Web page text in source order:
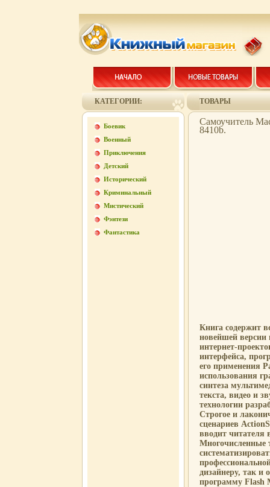
КАТЕГОРИИ:
Боевик
Военный
Приключения
Детский
Исторический
Криминальный
Мистический
Фэнтези
Фантастика
ТОВАРЫ
Самоучитель
8410b.
Книга содержит
новейшей
интернет-
интерфейса,
его применения
использования
синтеза
текста, видео и
технологии
Строгое и
сценариев
вводит читателя
Многочисленные
дизайнеру, так и
программу Flash